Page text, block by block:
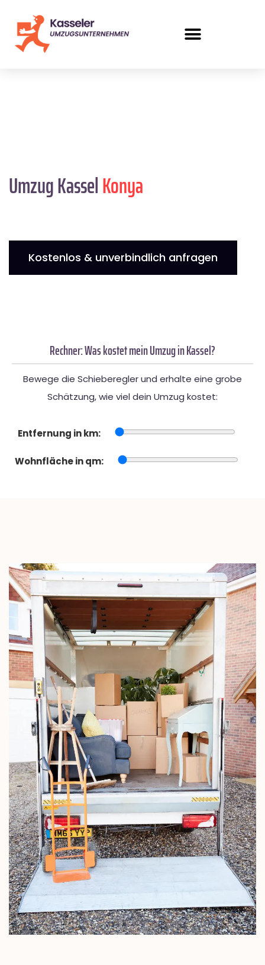
Umzug KasselKonya
Kostenlos & unverbindlich anfragen
Rechner: Was kostet mein Umzug in Kassel?
Bewege die Schieberegler und erhalte eine grobe
Schätzung, wie viel dein Umzug kostet:
Entfernung in km:
Wohnfläche in qm: